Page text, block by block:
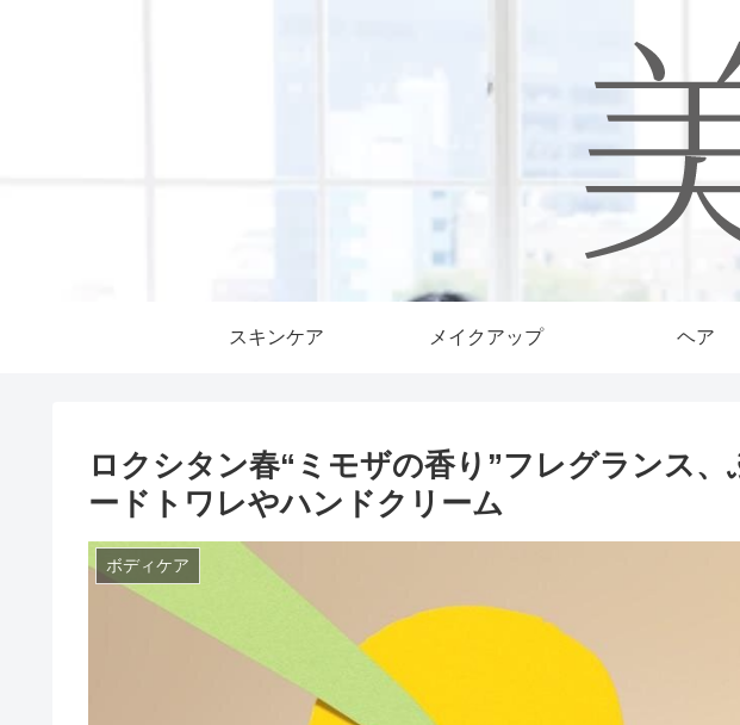
スキンケア メイクアップ ヘア
ロクシタン春“ミモザの香り”フレグランス
ードトワレやハンドクリーム
ボディケア